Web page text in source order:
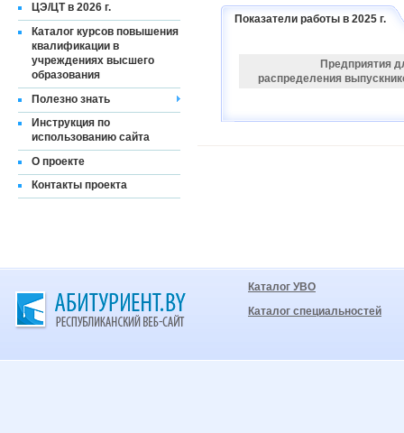
ЦЭ/ЦТ в 2026 г.
Каталог курсов повышения
квалификации в
учреждениях высшего
образования
Полезно знать
Инструкция по
использованию сайта
О проекте
Контакты проекта
Показатели работы в 2025 г.
Предприятия
распределения
Каталог УВО
Каталог специальностей